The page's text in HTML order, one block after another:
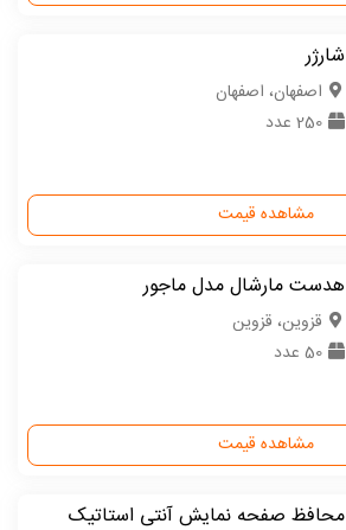
شارژر
اصفهان، اصفهان
250 عدد
مشاهده قیمت
هدست مارشال مدل ماجور
قزوین، قزوین
50 عدد
مشاهده قیمت
محافظ صفحه نمایش آنتی استاتیک